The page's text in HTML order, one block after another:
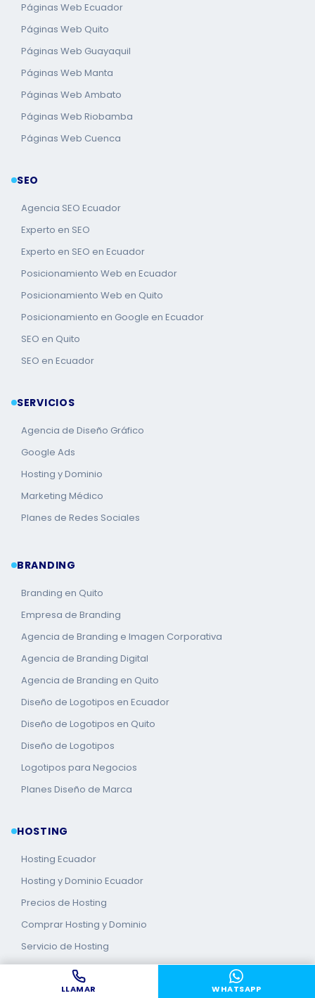
Páginas Web Ecuador
Páginas Web Quito
Páginas Web Guayaquil
Páginas Web Manta
Páginas Web Ambato
Páginas Web Riobamba
Páginas Web Cuenca
SEO
Agencia SEO Ecuador
Experto en SEO
Experto en SEO en Ecuador
Posicionamiento Web en Ecuador
Posicionamiento Web en Quito
Posicionamiento en Google en Ecuador
SEO en Quito
SEO en Ecuador
SERVICIOS
Agencia de Diseño Gráfico
Google Ads
Hosting y Dominio
Marketing Médico
Planes de Redes Sociales
BRANDING
Branding en Quito
Empresa de Branding
Agencia de Branding e Imagen Corporativa
Agencia de Branding Digital
Agencia de Branding en Quito
Diseño de Logotipos en Ecuador
Diseño de Logotipos en Quito
Diseño de Logotipos
Logotipos para Negocios
Planes Diseño de Marca
HOSTING
Hosting Ecuador
Hosting y Dominio Ecuador
Precios de Hosting
Comprar Hosting y Dominio
Servicio de Hosting
Hosting WordPress Ecuador
LLAMAR WHATSAPP